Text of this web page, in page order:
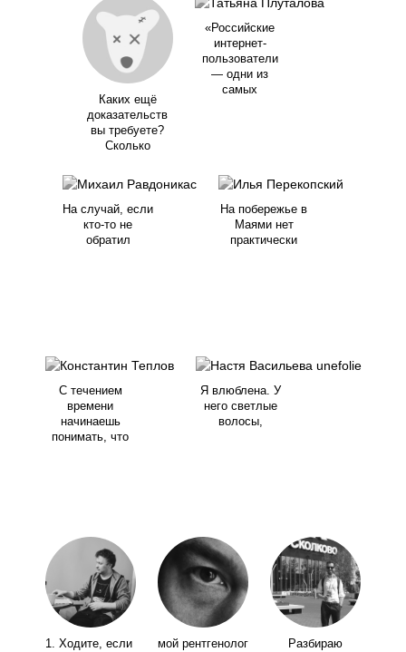
Каких ещё
доказательств
вы требуете?
Сколько
«Российские
интернет-
пользователи
— одни из
самых
На случай, если
кто-то не
обратил
На побережье в
Маями нет
практически
С течением
времени
начинаешь
понимать, что
Я влюблена. У
него светлые
волосы,
1. Ходите, если
мой рентгенолог
Разбираю